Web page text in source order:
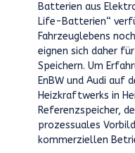
Batterien aus
Life-Batterien“
Fahrzeuglebens
eignen sich daher
Speichern. Um
EnBW und Audi auf
Heizkraftwerks in
Referenzspeicher,
prozessuales
kommerziellen